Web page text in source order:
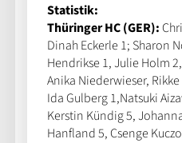
Statistik:
Thüringer HC (GER):
Dinah Eckerle 1; Sharon
Hendrikse 1, Julie Holm
Anika Niederwieser,
Ida Gulberg 1,Natsuki
Kerstin Kündig 5,
Hanfland 5, Csenge